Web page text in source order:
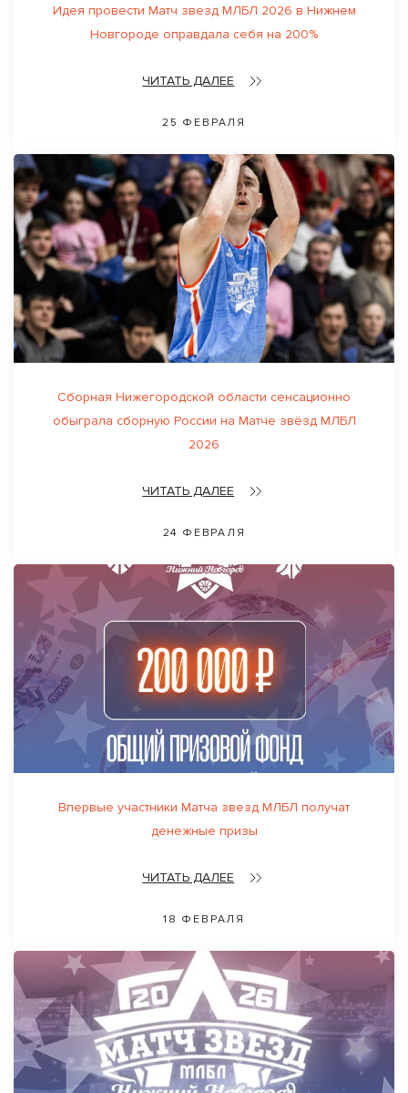
Идея провести Матч звезд МЛБЛ 2026 в Нижнем
Новгороде оправдала себя на 200%
ЧИТАТЬ ДАЛЕЕ
25 ФЕВРАЛЯ
Сборная Нижегородской области сенсационно
обыграла сборную России на Матче звёзд МЛБЛ
2026
ЧИТАТЬ ДАЛЕЕ
24 ФЕВРАЛЯ
Впервые участники Матча звезд МЛБЛ получат
денежные призы
ЧИТАТЬ ДАЛЕЕ
18 ФЕВРАЛЯ